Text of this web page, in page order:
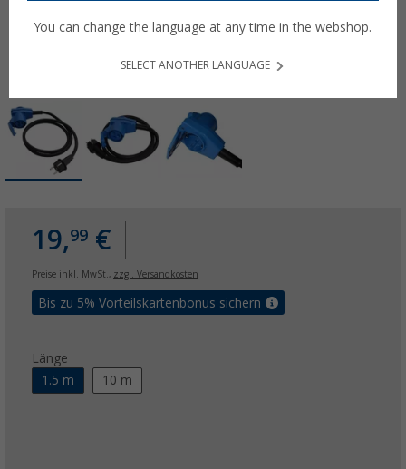
19,99 €
Preise inkl. MwSt., zzgl. Versandkosten
Bis zu 5% Vorteilskartenbonus sichern
Länge
1.5 m
10 m
You can change the language at any time in the webshop.
SELECT ANOTHER LANGUAGE